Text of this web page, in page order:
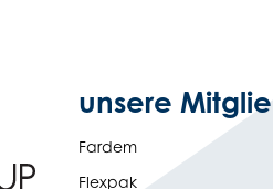
unsere
Fardem
Flexpak